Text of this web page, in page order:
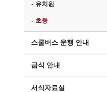
- 유치원
- 초등
스쿨버스 운행 안내
급식 안내
서식자료실